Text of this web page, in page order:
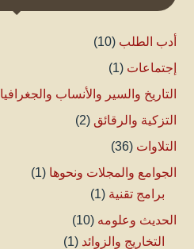
أدب الطلب (10)
إجتماعات (1)
التاريخ والسير والأنساب والجغرافيا
التزكية والرقائق (2)
التلاوات (36)
الجوامع والمجلات ونحوها (1)
برامج تقنية (1)
الحديث وعلومه (10)
التخاريج والزوائد (1)